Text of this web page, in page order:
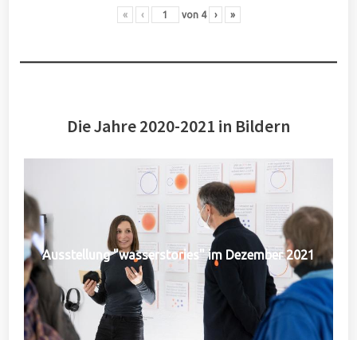
« ‹ von 4 › »
Die Jahre 2020-2021 in Bildern
Ausstellung "wasserstories" im Dezember 2021